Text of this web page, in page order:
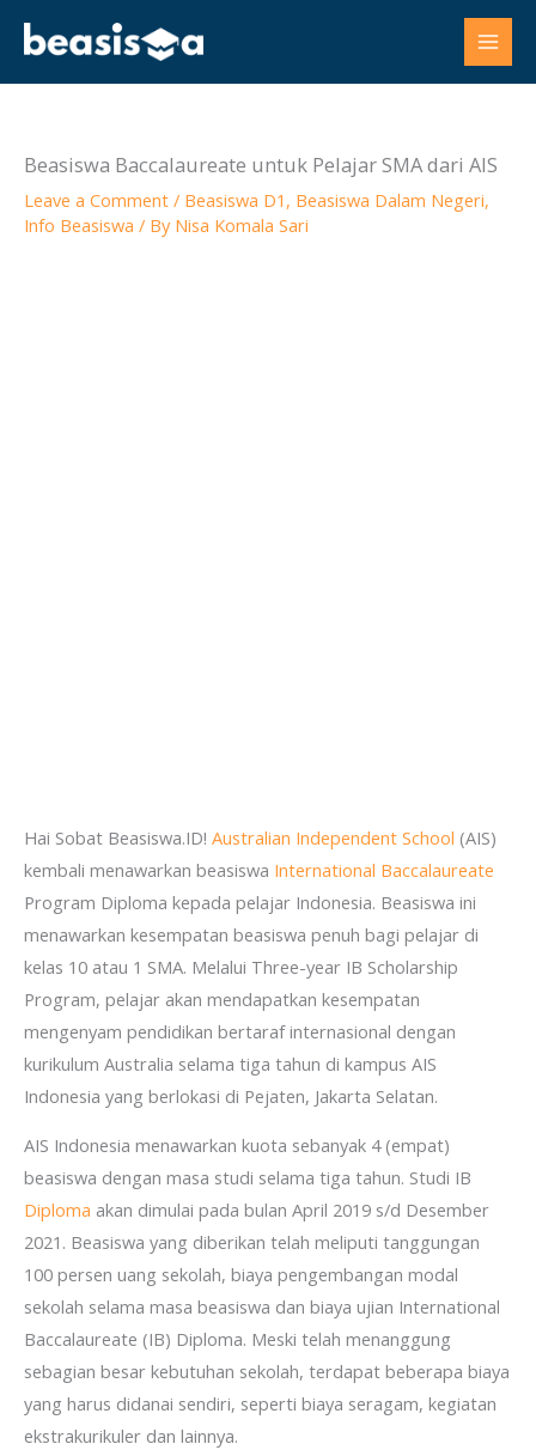
content
Beasiswa Baccalaureate untuk Pelajar SMA dari AIS
Leave a Comment / Beasiswa D1 , Beasiswa Dalam Negeri,
Info Beasiswa / By Nisa Komala Sari
Hai Sobat Beasiswa.ID! Australian Independent School (AIS)
kembali menawarkan beasiswa International Baccalaureate
Program Diploma kepada pelajar Indonesia. Beasiswa ini
menawarkan kesempatan beasiswa penuh bagi pelajar di
kelas 10 atau 1 SMA. Melalui Three-year IB Scholarship
Program, pelajar akan mendapatkan kesempatan
mengenyam pendidikan bertaraf internasional dengan
kurikulum Australia selama tiga tahun di kampus AIS
Indonesia yang berlokasi di Pejaten, Jakarta Selatan.
AIS Indonesia menawarkan kuota sebanyak 4 (empat)
beasiswa dengan masa studi selama tiga tahun. Studi IB
Diploma akan dimulai pada bulan April 2019 s/d Desember
2021. Beasiswa yang diberikan telah meliputi tanggungan
100 persen uang sekolah, biaya pengembangan modal
sekolah selama masa beasiswa dan biaya ujian International
Baccalaureate (IB) Diploma. Meski telah menanggung
sebagian besar kebutuhan sekolah, terdapat beberapa biaya
yang harus didanai sendiri, seperti biaya seragam, kegiatan
ekstrakurikuler dan lainnya.